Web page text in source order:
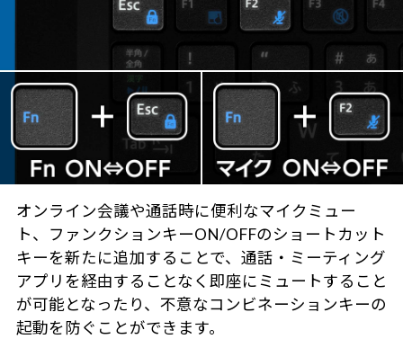
オンライン会議や通話時に便利なマイクミュー
ト、ファンクションキーON/OFFのショートカット
キーを新たに追加することで、通話・ミーティング
アプリを経由することなく即座にミュートすること
が可能となったり、不意なコンビネーションキーの
起動を防ぐことができます。